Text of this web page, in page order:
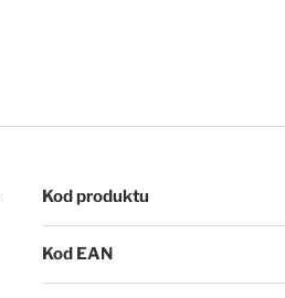
Więcej informacji
Kod produktu
Kod EAN